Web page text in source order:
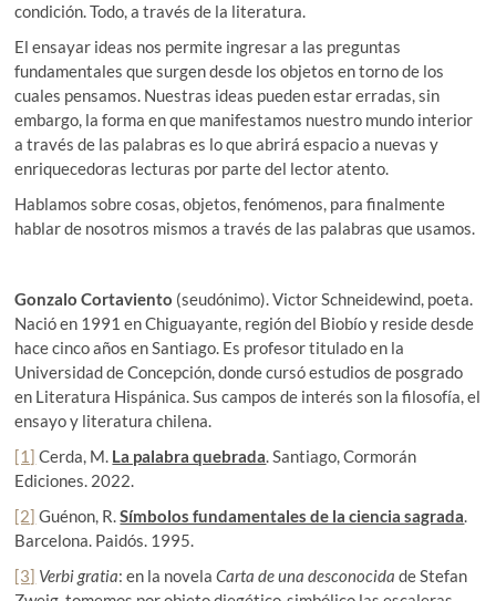
condición. Todo, a través de la literatura.
El ensayar ideas nos permite ingresar a las preguntas
fundamentales que surgen desde los objetos en torno de los
cuales pensamos. Nuestras ideas pueden estar erradas, sin
embargo, la forma en que manifestamos nuestro mundo interior
a través de las palabras es lo que abrirá espacio a nuevas y
enriquecedoras lecturas por parte del lector atento.
Hablamos sobre cosas, objetos, fenómenos, para finalmente
hablar de nosotros mismos a través de las palabras que usamos.
Gonzalo Cortaviento (seudónimo). Victor Schneidewind, poeta.
Nació en 1991 en Chiguayante, región del Biobío y reside desde
hace cinco años en Santiago. Es profesor titulado en la
Universidad de Concepción, donde cursó estudios de posgrado
en Literatura Hispánica. Sus campos de interés son la filosofía, el
ensayo y literatura chilena.
[1] Cerda, M. La palabra quebrada. Santiago, Cormorán
Ediciones. 2022.
[2] Guénon, R.Símbolos fundamentales de la ciencia sagrada.
Barcelona. Paidós. 1995.
[3] Verbi gratia: en la novelaCarta de una desconocida de Stefan